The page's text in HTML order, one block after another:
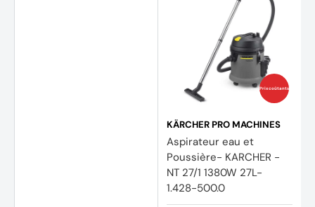
(6
Prix coûtants
KÄRCHER PRO MACHINES
Aspirateur eau et
Poussière- KARCHER -
NT 27/1 1380W 27L-
1.428-500.0